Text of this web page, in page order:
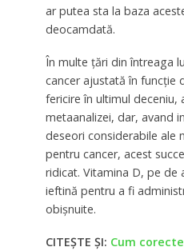
ar putea sta la baza
deocamdată.
În multe țări din întreaga
cancer ajustată în funcție
fericire în ultimul deceniu,
metaanalizei, dar, avand
deseori considerabile ale
pentru cancer, acest
ridicat. Vitamina D, pe de
ieftină pentru a fi
obișnuite.
CITEȘTE ȘI: Cum